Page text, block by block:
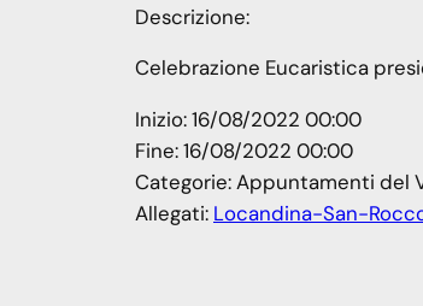
Descrizione:
Celebrazione Eucaristica
Inizio:16/08/2022 00:00
Fine:16/08/2022 00:00
Categorie:Appuntamenti del
Allegati: Locandina-San-